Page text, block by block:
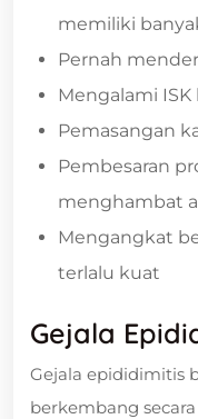
memiliki
Pernah
Mengalami
Pemasangan
Pembesaran
menghambat
Mengangkat
terlalu kuat
Gejala
Gejala epididimitis
berkembang